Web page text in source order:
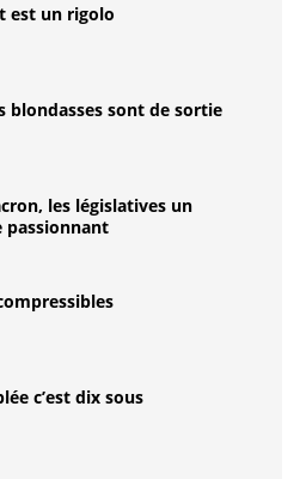
est un rigolo
blondasses sont de sortie
les législatives un
passionnant
c’est dix sous